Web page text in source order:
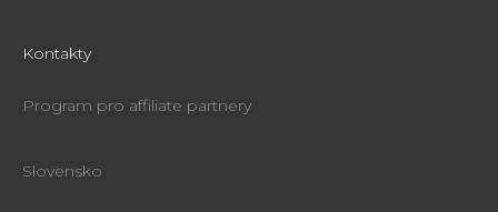
Kontakty
Program pro affiliate partnery
Slovensko